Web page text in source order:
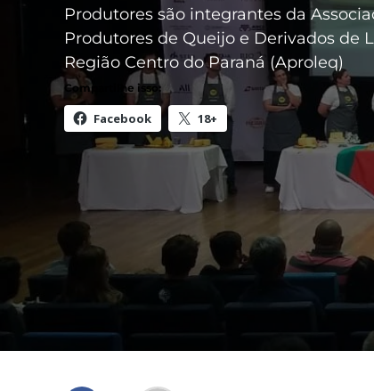
Produtores são integrantes da
Produtores de Queijo e Derivados de
Região Centro do Paraná (Aproleq)
Compartilhe isso:
Facebook 18+